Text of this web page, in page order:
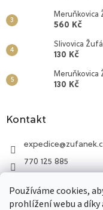
Používáme cookies,
prohlížení webu a
Meruňkovica
560 Kč
Slivovica
130 Kč
Meruňkovica
130 Kč
Kontakt
expedice@
770 125 885
770 125 885